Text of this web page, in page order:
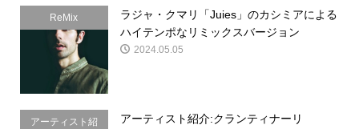
ReMix
ラジャ・クマリ「Juies」のカシミアによる
ハイテンポなリミックスバージョン
2024.05.05
アーティスト紹
アーティスト紹介:クランティナーリ